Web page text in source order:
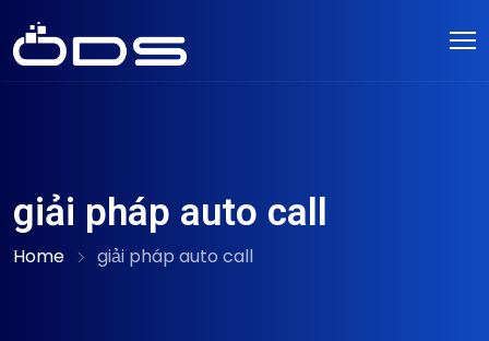
giải pháp auto call
Home giải pháp auto call